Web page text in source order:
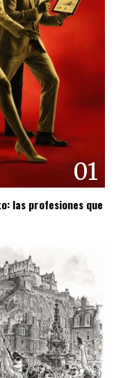
01
las profesiones que